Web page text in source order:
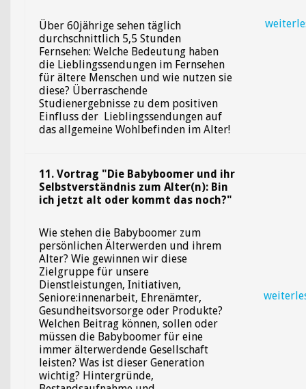
Über 60jährige sehen täglich
durchschnittlich 5,5 Stunden
Fernsehen: Welche Bedeutung haben
die Lieblingssendungen im Fernsehen
für ältere Menschen und wie nutzen sie
diese? Überraschende
Studienergebnisse zu dem positiven
Einfluss der Lieblingssendungen auf
das allgemeine Wohlbefinden im Alter!
11. Vortrag "Die Babyboomer und ihr
Selbstverständnis zum Alter(n): Bin
ich jetzt alt oder kommt das noch?"
Wie stehen die Babyboomer zum
persönlichen Älterwerden und ihrem
Alter? Wie gewinnen wir diese
Zielgruppe für unsere
Dienstleistungen, Initiativen,
Seniore:innenarbeit, Ehrenämter,
Gesundheitsvorsorge oder Produkte?
Welchen Beitrag können, sollen oder
müssen die Babyboomer für eine
immer älterwerdende Gesellschaft
leisten? Was ist dieser Generation
wichtig? Hintergründe,